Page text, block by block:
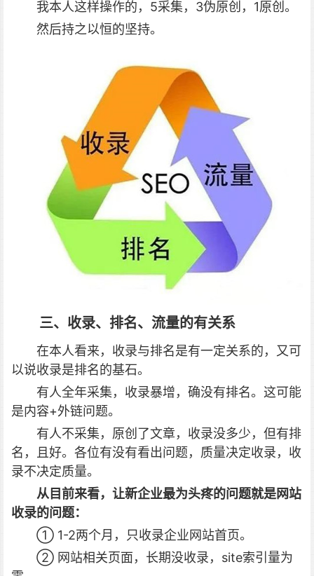
我本人这样操作的，5采集，3伪原创，1原创。
然后持之以恒的坚持。
三、收录、排名、流量的有关系
在本人看来，收录与排名是有一定关系的，又可
以说收录是排名的基石。
有人全年采集，收录暴增，确没有排名。这可能
是内容+外链问题。
有人不采集，原创了文章，收录没多少，但有排
名，且好。各位有没有看出问题，质量决定收录，收
录不决定质量。
从目前来看，让新企业最为头疼的问题就是网站
收录的问题：
① 1-2两个月，只收录企业网站首页。
② 网站相关页面，长期没收录，site索引量为